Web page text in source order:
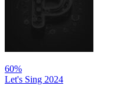
60%
Let's Sing 2024